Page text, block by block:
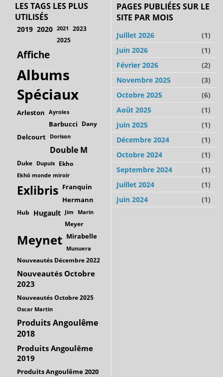
LES TAGS LES PLUS
UTILISÉS
2019 2020 2021 2023
2025
Affiche
Albums
Spéciaux
Arleston Ayroles
Barbucci Dany
Delcourt Dorison
Double M
Duke Dupuis Ekho
Ekhö monde miroir
Exlibris Franquin
Hermann
Hub Hugault Jim Marin
Meyer
Meynet Mirabelle
Munuera
Nouveautés Décembre 2022
Nouveautés Octobre
2023
Nouveautés Octobre 2025
Oscar Martin
Produits Angoulême
2018
Produits Angoulême
2019
Produits Angoulême 2020
PAGES PUBLIÉES SUR LE
SITE PAR MOIS
Juillet 2026
(1)
Juin 2026
(1)
Février 2026
(2)
Novembre 2025
(3)
Octobre 2025
(6)
Août 2025
(1)
Juin 2025
(1)
Décembre 2024
(1)
Octobre 2024
(1)
Septembre 2024
(1)
Juillet 2024
(1)
Juin 2024
(1)